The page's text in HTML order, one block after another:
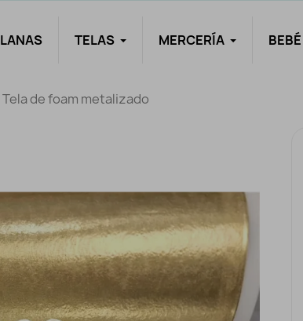
LANAS TELAS MERCERÍA BEBÉ
Tela de foam metalizado